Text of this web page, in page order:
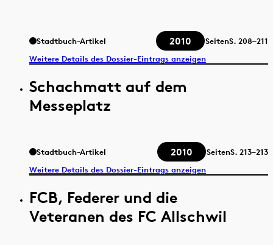
Stadtbuch-Artikel 2010 SeitenS. 208–211
Weitere Details des Dossier-Eintrags anzeigen
Schachmatt auf dem
Messeplatz
Stadtbuch-Artikel 2010 SeitenS. 213–213
Weitere Details des Dossier-Eintrags anzeigen
FCB, Federer und die
Veteranen des FC Allschwil